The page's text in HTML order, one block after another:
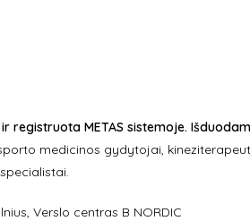
registruota METAS sistemoje.
medicinos gydytojai,
Verslo centras B NORDIC